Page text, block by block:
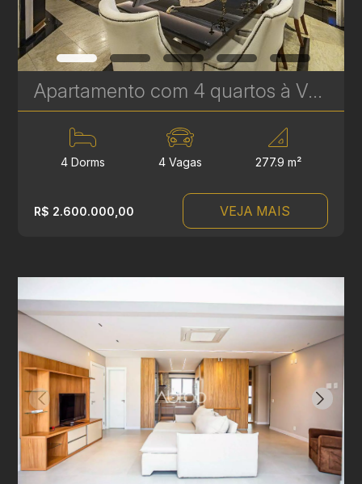
Apartamento com 4 quartos à Venda no Batel - 277 m² - Próximo ao Pátio Batel - Um apartamento por andar | Ref. 1812
4 Dorms 4 Vagas 277.9 m²
R$ 2.600.000,00 VEJA MAIS